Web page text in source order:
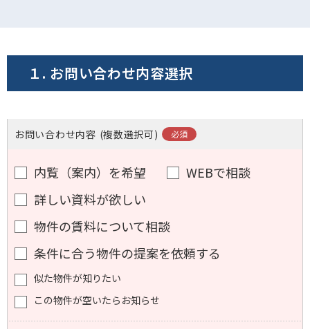
フォームでお問い合わせ
１. お問い合わせ内容選択
お問い合わせ内容 (複数選択可)
内覧（案内）を希望
WEBで相談
詳しい資料が欲しい
物件の賃料について相談
条件に合う物件の提案を依頼する
似た物件が知りたい
この物件が空いたらお知らせ